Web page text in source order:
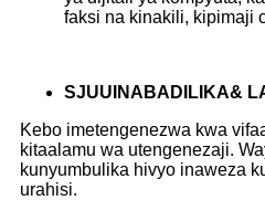
faksi na kinakili, kipimaji
SJUU INABADILIKA&
Kebo imetengenezwa kwa
kitaalamu wa utengenezaji.
kunyumbulika hivyo inaweza
urahisi.